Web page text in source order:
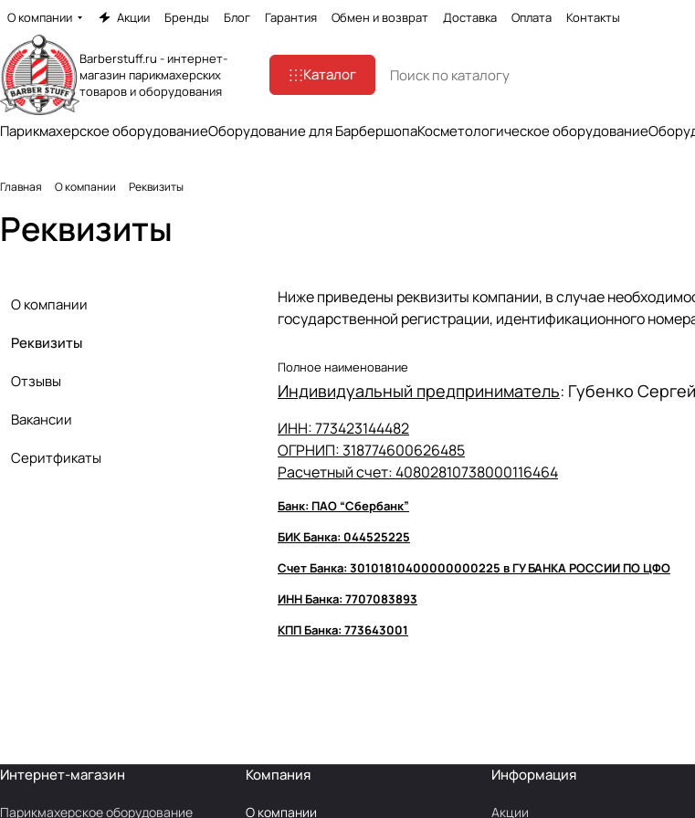
О компании Акции Бренды Блог Гарантия Обмен и возврат Доставка Оплата Контакты
Barberstuff.ru - интернет-
магазин парикмахерских
товаров и оборудования
Каталог
Парикмахерское оборудованиеОборудование для БарбершопаКосметологическое оборудование
Главная О компании Реквизиты
Реквизиты
Ниже приведены реквизиты компании, в случае
государственной регистрации, идентификационного
Полное наименование
Индивидуальный предприниматель: Губенко
ИНН: 773423144482
ОГРНИП: 318774600626485
Расчетный счет: 40802810738000116464
Банк: ПАО “Сбербанк”
БИК Банка: 044525225
Счет Банка: 30101810400000000225 в ГУ БАНКА РОССИИ ПО ЦФО
ИНН Банка: 7707083893
КПП Банка: 773643001
О компании
Реквизиты
Отзывы
Вакансии
Серитфикаты
Интернет-магазин
Парикмахерское оборудование
Компания
О компании
Информация
Акции